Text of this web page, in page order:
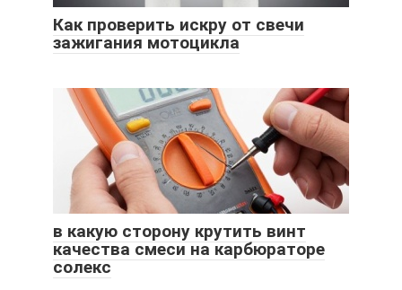
Как проверить искру от свечи
зажигания мотоцикла
в какую сторону крутить винт
качества смеси на карбюраторе
солекс